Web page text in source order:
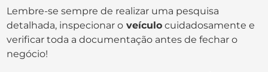
Lembre-se sempre de realizar uma pesquisa
detalhada, inspecionar o veículo cuidadosamente e
verificar toda a documentação antes de fechar o
negócio!